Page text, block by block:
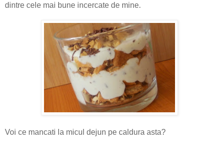
dintre cele mai bune incercate de mine.
Voi ce mancati la micul dejun pe caldura asta?